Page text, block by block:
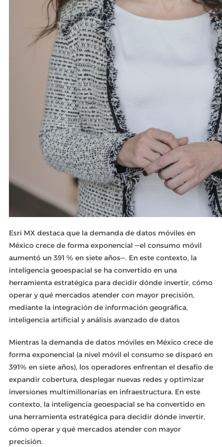
Esri MX destaca que la demanda de datos móviles en
México crece de forma exponencial —el consumo móvil
aumentó un 391 % en siete años—. En este contexto, la
inteligencia geoespacial se ha convertido en una
herramienta estratégica para decidir dónde invertir, cómo
operar y qué mercados atender con mayor precisión,
mediante la integración de información geográfica,
inteligencia artificial y análisis avanzado de datos
Mientras la demanda de datos móviles en México crece de
forma exponencial (a nivel móvil el consumo se disparó en
391% en siete años), los operadores enfrentan el desafío de
expandir cobertura, desplegar nuevas redes y optimizar
inversiones multimillonarias en infraestructura. En este
contexto, la inteligencia geoespacial se ha convertido en
una herramienta estratégica para decidir dónde invertir,
cómo operar y qué mercados atender con mayor
precisión.